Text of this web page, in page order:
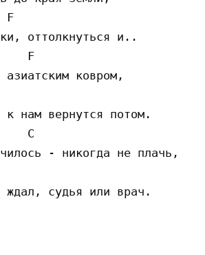
F
оттолкнуться и..
F
азиатским ковром,
к нам вернутся потом.
C
- никогда не плачь,
ждал, судья или врач.